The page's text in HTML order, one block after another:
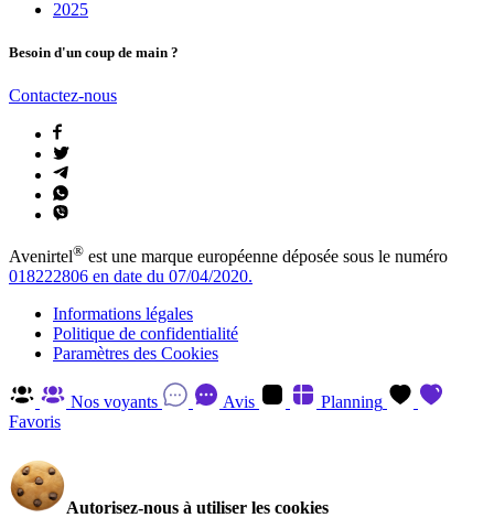
2025
Besoin d'un coup de main ?
Contactez-nous
Avenirtel® est une marque européenne déposée sous le numéro
018222806 en date du 07/04/2020.
Informations légales
Politique de confidentialité
Paramètres des Cookies
Nos voyants Avis
Planning
Favoris
Autorisez-nous à utiliser les cookies